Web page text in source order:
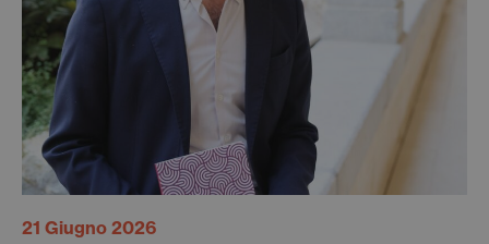
21 Giugno 2026